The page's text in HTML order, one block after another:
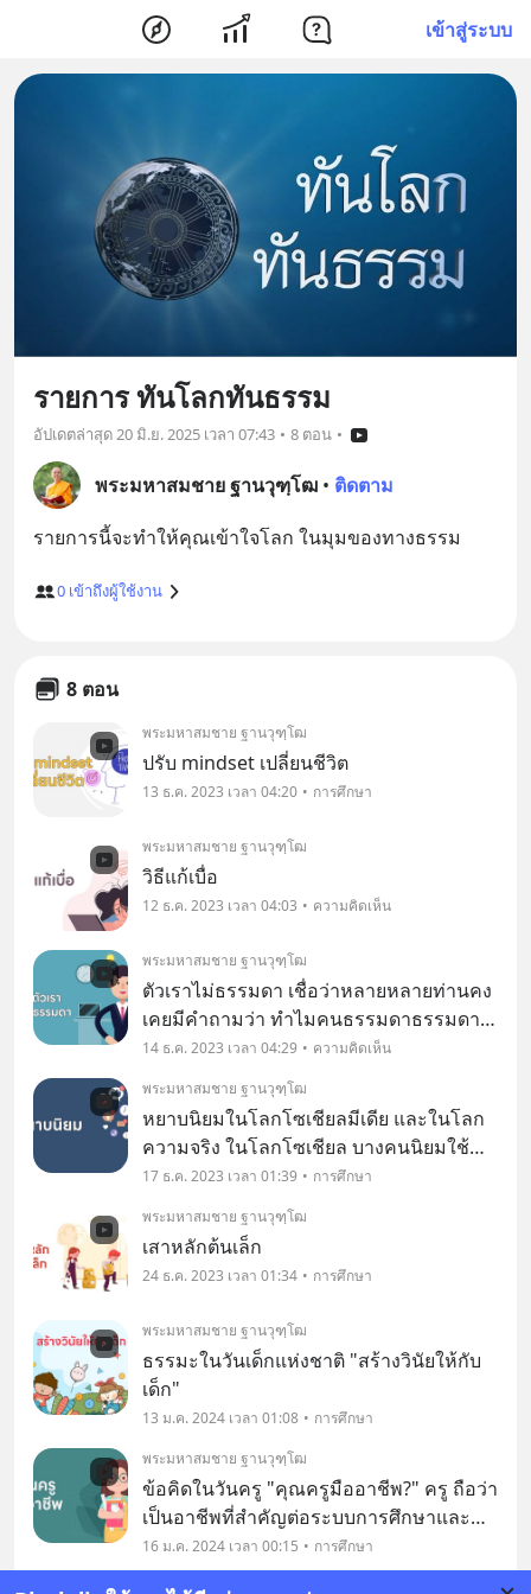
เข้าสู่ระบบ
รายการ ทันโลกทันธรรม
อัปเดตล่าสุด20 มิ.ย. 2025 เวลา 07:43 • 8 ตอน •
พระมหาสมชาย ฐานวุฑฺโฒ • ติดตาม
0 เข้าถึงผู้ใช้งาน
8 ตอน
พระมหาสมชาย ฐานวุฑฺโฒ
ปรับ mindset เปลี่ยนชีวิต
13 ธ.ค. 2023 เวลา 04:20 การศึกษา
พระมหาสมชาย ฐานวุฑฺโฒ
วิธีแก้เบื่อ
12 ธ.ค. 2023 เวลา 04:03 ความคิดเห็น
พระมหาสมชาย ฐานวุฑฺโฒ
ตัวเราไม่ธรรมดา เชื่อว่าหลายหลายท่านคง
เคยมีคำถามว่า ทำไมคนธรรมดาธรรมดา
คนหนึ่ง ถึงกลายเป็นคนยิ่งใหญ่ได้ ซึ่งส่วน
ใหญ่ก็จะตอบว่า ก็เค้าเก่งมาตั้งแต่เกิดไง
ความจริงแล้ว คนแต่ละคนมีศักยภาพใกล้
เคียงกันทั้
14 ธ.ค. 2023 เวลา 04:29
ความคิดเห็น
พระมหาสมชาย ฐานวุฑฺโฒ
หยาบนิยมในโลกโซเชียลมีเดีย และในโลก
ความจริง ในโลกโซเชียล บางคนนิยมใช้
"คำหยาบ" ในการแสดงออก เพราะคิดว่า
สามารถปกปิดตัวตนได้ แต่การใช้คำหยาบ
จะส่งผลต่อผู้ใช้อย่างไร?
17 ธ.ค. 2023 เวลา 01:39
การศึกษา
พระมหาสมชาย ฐานวุฑฺโฒ
เสาหลักต้นเล็ก
24 ธ.ค. 2023 เวลา 01:34 การศึกษา
พระมหาสมชาย ฐานวุฑฺโฒ
ธรรมะในวันเด็กแห่งชาติ "สร้างวินัยให้กับ
เด็ก"
13 ม.ค. 2024 เวลา 01:08
การศึกษา
พระมหาสมชาย ฐานวุฑฺโฒ
ข้อคิดในวันครู "คุณครูมืออาชีพ?" ครู ถือว่า
เป็นอาชีพที่สำคัญต่อระบบการศึกษาและ
การพัฒนาประเทศชาติให้ก้าวหน้าและ
เจริญอย่างยั่งยืน คุณภาพของครูเป็นปัจจัยที่
16 ม.ค. 2024 เวลา 00:15
การศึกษา
พระมหาสมชาย ฐานวุฑฺโฒ